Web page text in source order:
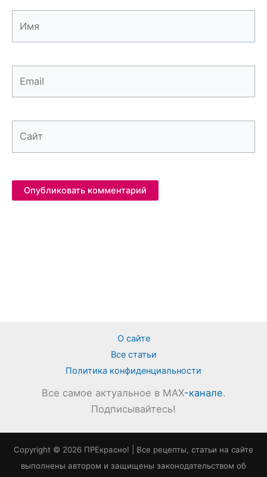
О сайте
Все статьи
Политика конфиденциальности
Все самое актуальное в MAX-канале.
Подписывайтесь!
Copyright © 2026 ПРЕкрасно! | Все рецепты, статьи на сайте
выполнены автором и защищены законодательством об